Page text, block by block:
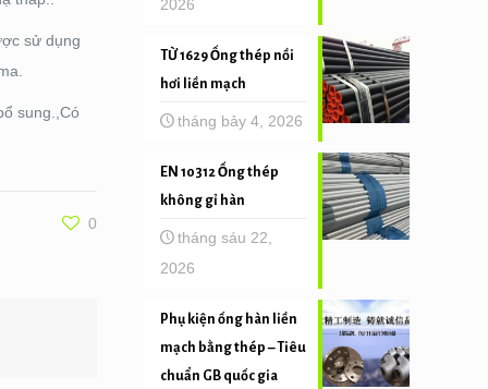
sử dụng
sung.,Có
0
2026
TỪ 1629 Ống thép nồi
hơi liền mạch
tháng bảy 4, 2026
EN 10312 Ống thép
không gỉ hàn
tháng sáu 22,
2026
Phụ kiện ống hàn liền
mạch bằng thép – Tiêu
chuẩn GB quốc gia